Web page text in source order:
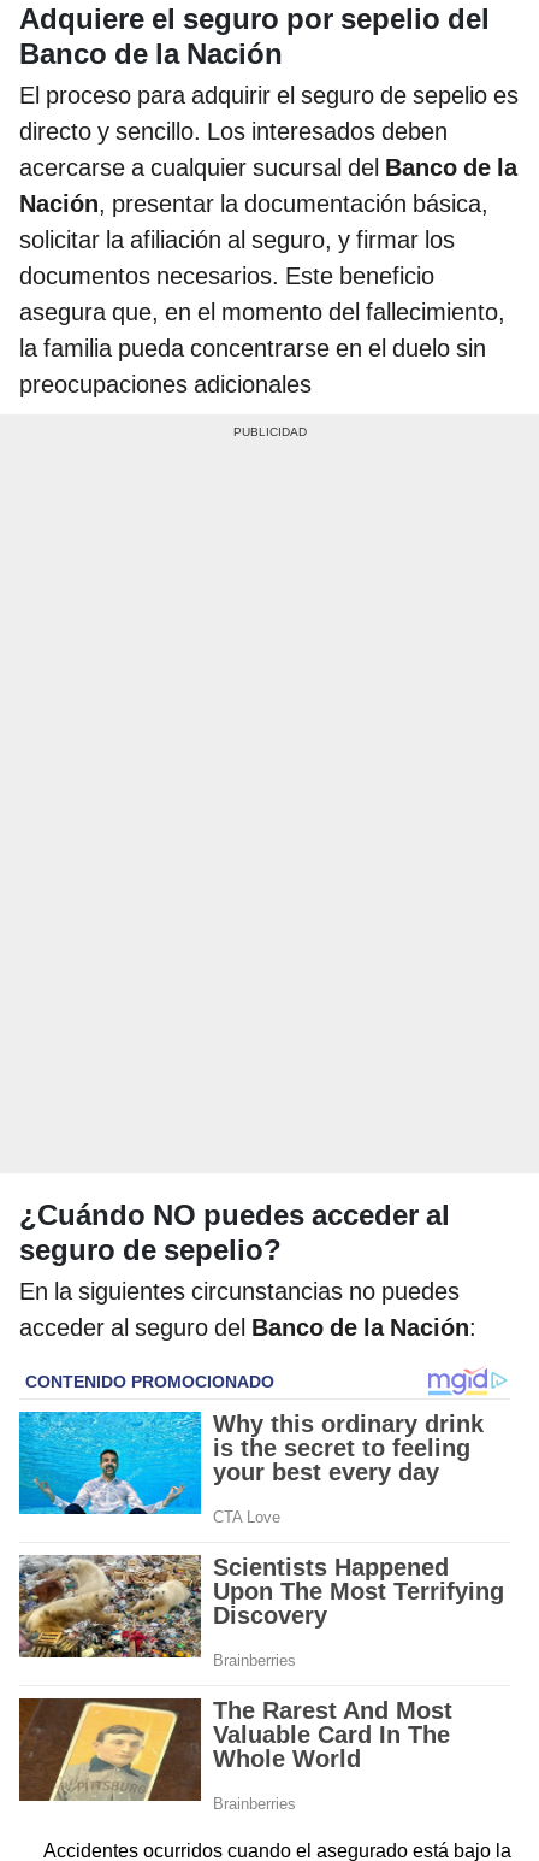
Adquiere el seguro por sepelio del
Banco de la Nación
El proceso para adquirir el seguro de sepelio es
directo y sencillo. Los interesados deben
acercarse a cualquier sucursal del Banco de la
Nación, presentar la documentación básica,
solicitar la afiliación al seguro, y firmar los
documentos necesarios. Este beneficio
asegura que, en el momento del fallecimiento,
la familia pueda concentrarse en el duelo sin
preocupaciones adicionales
¿Cuándo NO puedes acceder al
seguro de sepelio?
En la siguientes circunstancias no puedes
acceder al seguro del Banco de la Nación:
Accidentes ocurridos cuando el asegurado está bajo la